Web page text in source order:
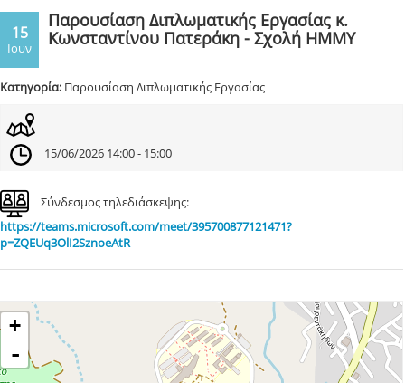
15
Ιουν
Παρουσίαση Διπλωματικής Εργασίας κ.
Κωνσταντίνου Πατεράκη - Σχολή ΗΜΜΥ
Κατηγορία: Παρουσίαση Διπλωματικής Εργασίας
15/06/2026 14:00 - 15:00
Σύνδεσμος τηλεδιάσκεψης:
https://teams.microsoft.com/meet/395700877121471?
p=ZQEUq3OlI2SznoeAtR
+
-